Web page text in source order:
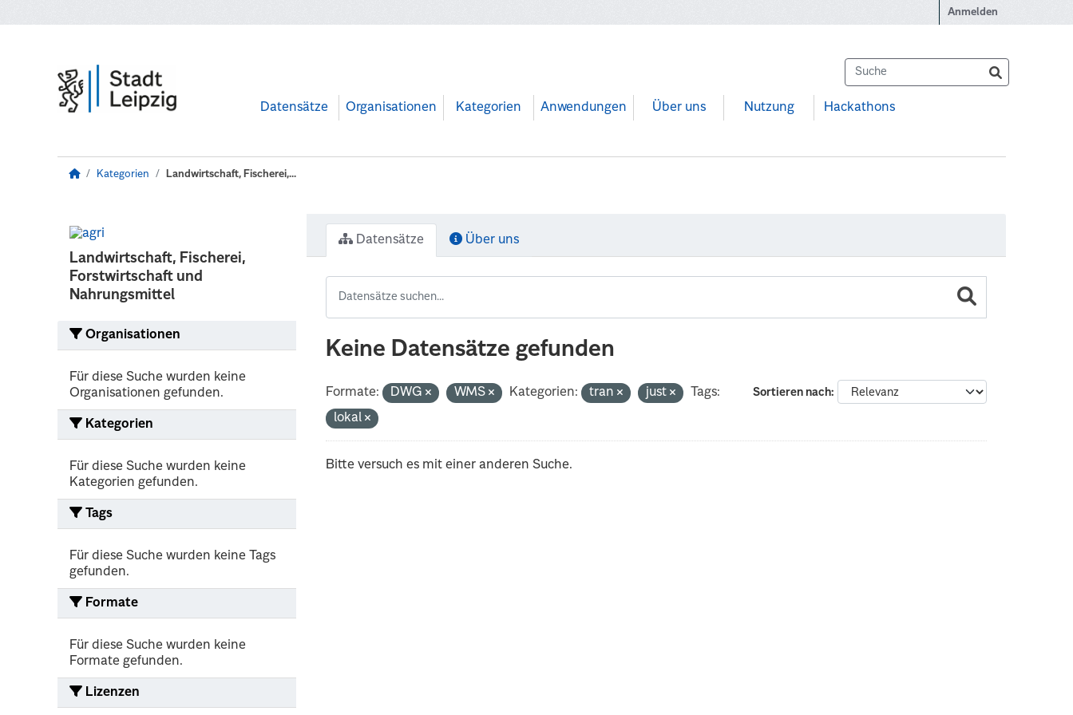
Anmelden
Datensätze Organisationen Kategorien Anwendungen Über uns Nutzung Hackathons
Kategorien Landwirtschaft, Fischerei,...
Landwirtschaft, Fischerei,
Forstwirtschaft und
Nahrungsmittel
Organisationen
Für diese Suche wurden keine
Organisationen gefunden.
Kategorien
Für diese Suche wurden keine
Kategorien gefunden.
Tags
Für diese Suche wurden keine Tags
gefunden.
Formate
Für diese Suche wurden keine
Formate gefunden.
Lizenzen
Datensätze Über uns
Keine Datensätze gefunden
Sortieren nach
Formate: DWG WMS Kategorien: tran just
Tags:
lokal
Bitte versuch es mit einer anderen Suche.